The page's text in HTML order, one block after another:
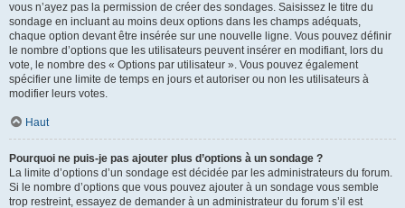
vous n’ayez pas la permission de créer des sondages. Saisissez le titre du
sondage en incluant au moins deux options dans les champs adéquats,
chaque option devant être insérée sur une nouvelle ligne. Vous pouvez définir
le nombre d’options que les utilisateurs peuvent insérer en modifiant, lors du
vote, le nombre des « Options par utilisateur ». Vous pouvez également
spécifier une limite de temps en jours et autoriser ou non les utilisateurs à
modifier leurs votes.
Haut
Pourquoi ne puis-je pas ajouter plus d’options à un sondage ?
La limite d’options d’un sondage est décidée par les administrateurs du forum.
Si le nombre d’options que vous pouvez ajouter à un sondage vous semble
trop restreint, essayez de demander à un administrateur du forum s’il est